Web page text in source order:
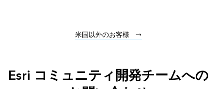
米国以外のお客様
Esri コミュニティ開発チームへの